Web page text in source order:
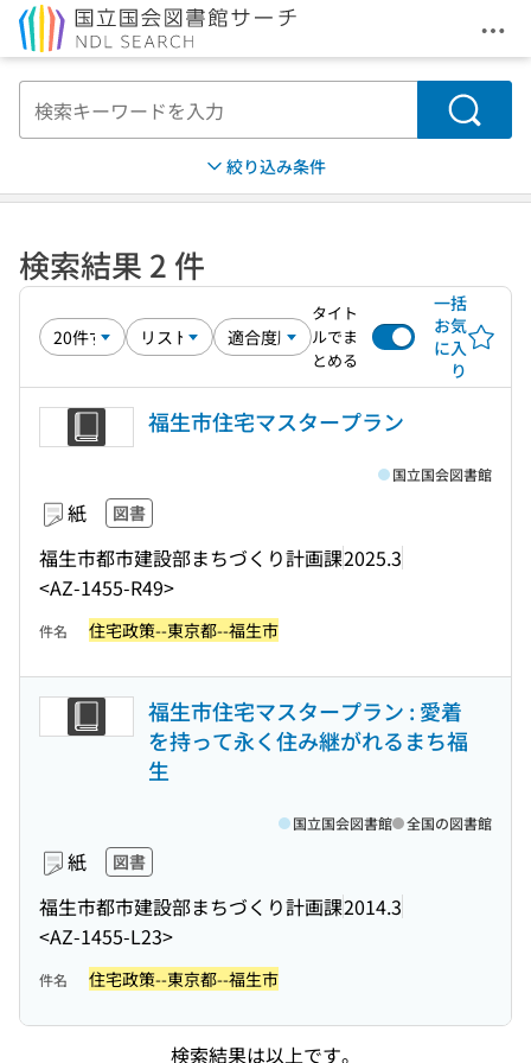
メ
検索
絞り込み条件
検索結果 2 件
タイト
ルでま
とめる
一括
お気
に入
り
福生市住宅マスタープラン
紙 図書
福生市都市建設部まちづくり計画課2025.3
<AZ-1455-R49>
国立国会図書館
件名 住宅政策--東京都--福生市
福生市住宅マスタープラン : 愛着
を持って永く住み継がれるまち福
生
紙 図書
福生市都市建設部まちづくり計画課2014.3
<AZ-1455-L23>
国立国会図書館 全国の図書館
件名 住宅政策--東京都--福生市
検索結果は以上です。